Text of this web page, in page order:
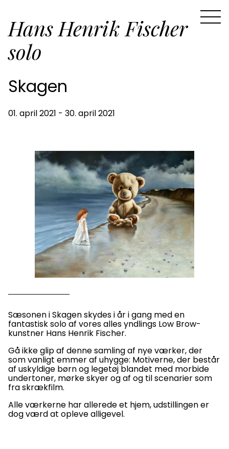
Hans Henrik Fischer
solo
Skagen
01. april 2021 - 30. april 2021
Sæsonen i Skagen skydes i år i gang med en
fantastisk solo af vores alles yndlings Low Brow-
kunstner Hans Henrik Fischer.
Gå ikke glip af denne samling af nye værker, der
som vanligt emmer af uhygge: Motiverne, der består
af uskyldige børn og legetøj blandet med morbide
undertoner, mørke skyer og af og til scenarier som
fra skrækfilm.
Alle værkerne har allerede et hjem, udstillingen er
dog værd at opleve alligevel.